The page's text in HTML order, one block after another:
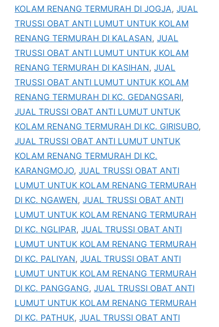
KOLAM RENANG TERMURAH DI JOGJA, JUAL
TRUSSI OBAT ANTI LUMUT UNTUK KOLAM
RENANG TERMURAH DI KALASAN, JUAL
TRUSSI OBAT ANTI LUMUT UNTUK KOLAM
RENANG TERMURAH DI KASIHAN, JUAL
TRUSSI OBAT ANTI LUMUT UNTUK KOLAM
RENANG TERMURAH DI KC. GEDANGSARI,
JUAL TRUSSI OBAT ANTI LUMUT UNTUK
KOLAM RENANG TERMURAH DI KC. GIRISUBO,
JUAL TRUSSI OBAT ANTI LUMUT UNTUK
KOLAM RENANG TERMURAH DI KC.
KARANGMOJO, JUAL TRUSSI OBAT ANTI
LUMUT UNTUK KOLAM RENANG TERMURAH
DI KC. NGAWEN, JUAL TRUSSI OBAT ANTI
LUMUT UNTUK KOLAM RENANG TERMURAH
DI KC. NGLIPAR, JUAL TRUSSI OBAT ANTI
LUMUT UNTUK KOLAM RENANG TERMURAH
DI KC. PALIYAN, JUAL TRUSSI OBAT ANTI
LUMUT UNTUK KOLAM RENANG TERMURAH
DI KC. PANGGANG, JUAL TRUSSI OBAT ANTI
LUMUT UNTUK KOLAM RENANG TERMURAH
DI KC. PATHUK, JUAL TRUSSI OBAT ANTI